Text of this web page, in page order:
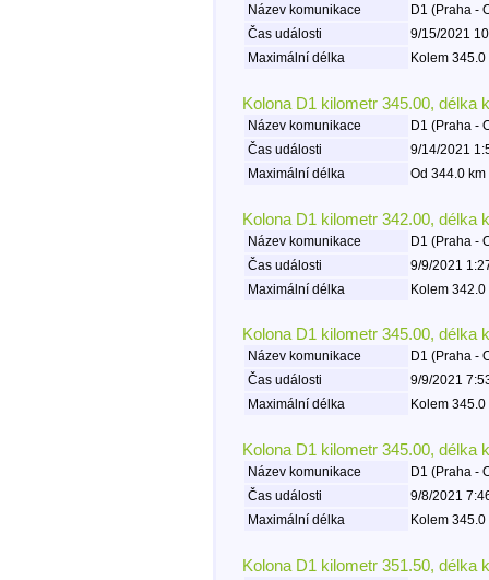
Název komunikace
D1 (Praha -
Čas události
9/15/2021
Maximální délka
Kolem
Kolona D1 kilometr 345.00, délka
Název komunikace
D1 (Praha -
Čas události
9/14/2021
Maximální délka
Od 344.0
Kolona D1 kilometr 342.00, délka
Název komunikace
D1 (Praha -
Čas události
9/9/2021
Maximální délka
Kolem
Kolona D1 kilometr 345.00, délka
Název komunikace
D1 (Praha -
Čas události
9/9/2021
Maximální délka
Kolem
Kolona D1 kilometr 345.00, délka
Název komunikace
D1 (Praha -
Čas události
9/8/2021
Maximální délka
Kolem
Kolona D1 kilometr 351.50, délka